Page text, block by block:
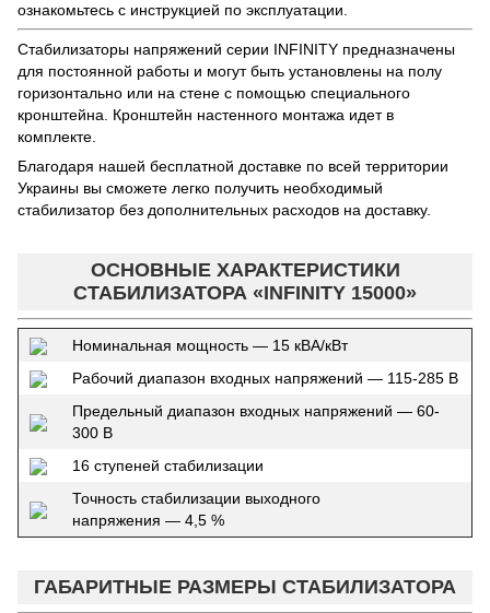
ознакомьтесь с инструкцией по эксплуатации.
Стабилизаторы напряжений серии INFINITY предназначены
для постоянной работы и могут быть установлены на полу
горизонтально или на стене с помощью специального
кронштейна. Кронштейн настенного монтажа идет в
комплекте.
Благодаря нашей бесплатной доставке по всей территории
Украины вы сможете легко получить необходимый
стабилизатор без дополнительных расходов на доставку.
ОСНОВНЫЕ ХАРАКТЕРИСТИКИ
СТАБИЛИЗАТОРА «INFINITY 15000»
Номинальная мощность — 15 кВА/кВт
Рабочий диапазон входных напряжений — 115-285 В
Предельный диапазон входных напряжений — 60-
300 В
16 ступеней стабилизации
Точность стабилизации выходного
напряжения — 4,5 %
ГАБАРИТНЫЕ РАЗМЕРЫ СТАБИЛИЗАТОРА